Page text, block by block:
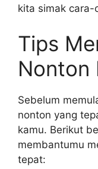
kita simak cara-
Tips
Nonton
Sebelum
nonton yang
kamu. Berikut
membantumu
tepat: